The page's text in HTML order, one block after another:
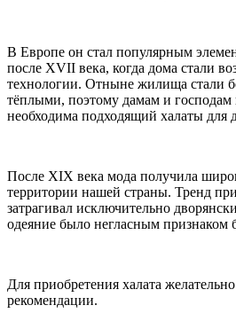
В Европе он стал популярным
после XVII века, когда дома стали
технологии. Отныне жилища стали
тёплыми, поэтому дамам и
необходима подходящий халаты для
После XIX века мода получила
территории нашей страны. Тренд
затрагивал исключительно
одеяние было негласным признаком
Для приобретения халата
рекомендации.